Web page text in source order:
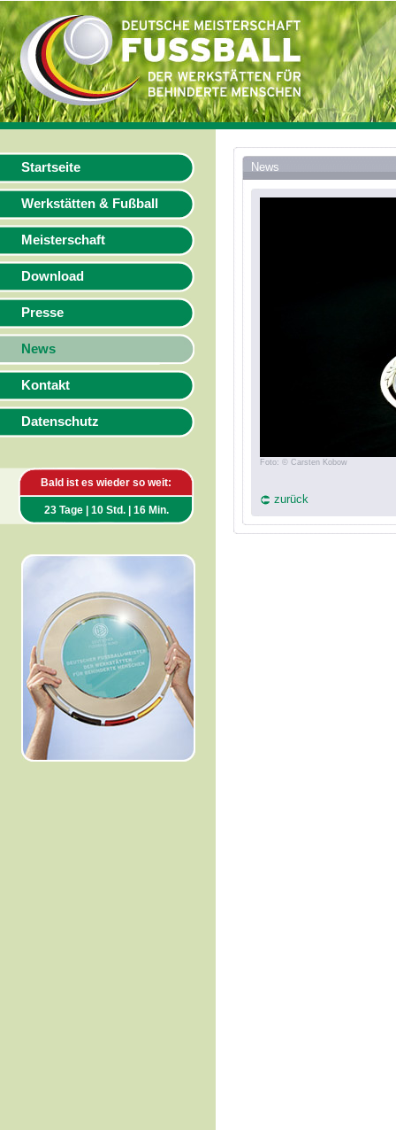
Startseite
Werkstätten & Fußball
Meisterschaft
Download
Presse
News
Kontakt
Datenschutz
Bald ist es wieder so weit:
23 Tage | 10 Std. | 16 Min.
News
Foto: © Carsten Kobow
zurück